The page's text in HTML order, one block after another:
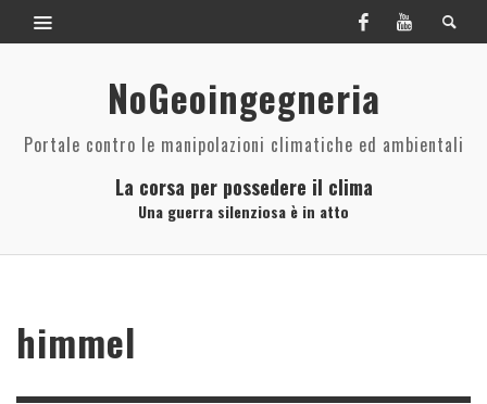
NoGeoingegneria
Portale contro le manipolazioni climatiche ed ambientali
La corsa per possedere il clima
Una guerra silenziosa è in atto
himmel